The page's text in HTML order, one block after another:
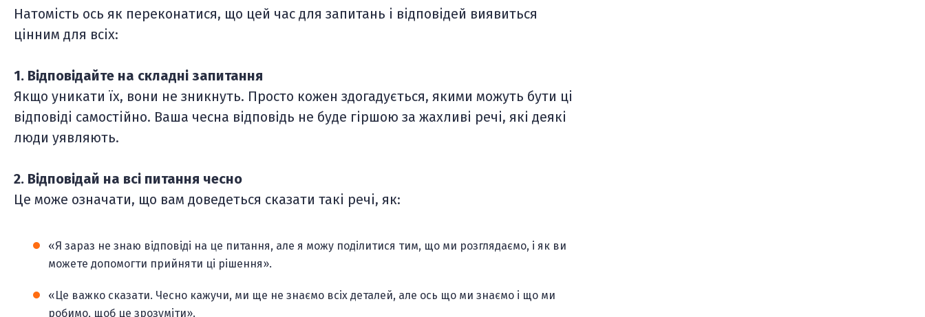
Натомість ось як переконатися, що цей час для запитань і відповідей виявиться
цінним для всіх:
1. Відповідайте на складні запитання
Якщо уникати їх, вони не зникнуть. Просто кожен здогадується, якими можуть бути ці
відповіді самостійно. Ваша чесна відповідь не буде гіршою за жахливі речі, які деякі
люди уявляють.
2. Відповідай на всі питання чесно
Це може означати, що вам доведеться сказати такі речі, як:
«Я зараз не знаю відповіді на це питання, але я можу поділитися тим, що ми розглядаємо, і як ви
можете допомогти прийняти ці рішення».
«Це важко сказати. Чесно кажучи, ми ще не знаємо всіх деталей, але ось що ми знаємо і що ми
робимо, щоб це зрозуміти».